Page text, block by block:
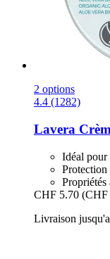
2 options
4.4 (1282)
Lavera
Idéal pour
Protection
Propriétés
CHF 5.70 (CHF
Livraison